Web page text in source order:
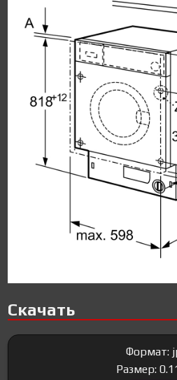
Скачать
Формат:
Размер: